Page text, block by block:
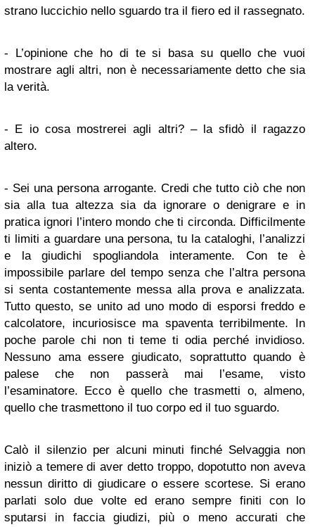
strano luccichio nello sguardo tra il fiero ed il rassegnato.
- L’opinione che ho di te si basa su quello che vuoi
mostrare agli altri, non è necessariamente detto che sia
la verità.
- E io cosa mostrerei agli altri? – la sfidò il ragazzo
altero.
- Sei una persona arrogante. Credi che tutto ciò che non
sia alla tua altezza sia da ignorare o denigrare e in
pratica ignori l’intero mondo che ti circonda. Difficilmente
ti limiti a guardare una persona, tu la cataloghi, l’analizzi
e la giudichi spogliandola interamente. Con te è
impossibile parlare del tempo senza che l’altra persona
si senta costantemente messa alla prova e analizzata.
Tutto questo, se unito ad uno modo di esporsi freddo e
calcolatore, incuriosisce ma spaventa terribilmente. In
poche parole chi non ti teme ti odia perché invidioso.
Nessuno ama essere giudicato, soprattutto quando è
palese che non passerà mai l’esame, visto
l’esaminatore. Ecco è quello che trasmetti o, almeno,
quello che trasmettono il tuo corpo ed il tuo sguardo.
Calò il silenzio per alcuni minuti finché Selvaggia non
iniziò a temere di aver detto troppo, dopotutto non aveva
nessun diritto di giudicare o essere scortese. Si erano
parlati solo due volte ed erano sempre finiti con lo
sputarsi in faccia giudizi, più o meno accurati che